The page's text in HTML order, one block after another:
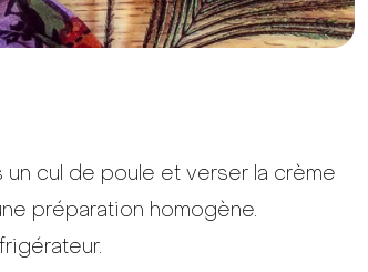
cul de poule et verser la crème
préparation homogène.